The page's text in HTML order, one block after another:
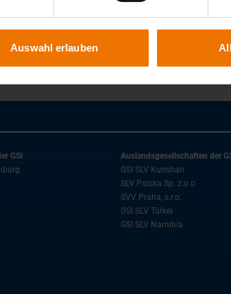
Auswahl erlauben
GSI
Auslandsgesellschaften der
GSI SLV Kunshan
SLV Polska Sp. z.o.o
SVV Praha, s.r.o.
GSI SLV Türkei
GSI SLV Namibia